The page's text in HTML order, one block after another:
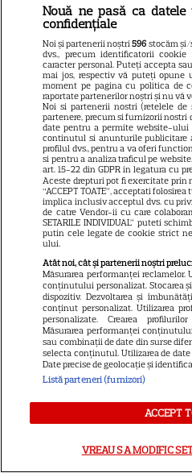
ARTICOLE
aibă
atât de
nu se
Cine
Cum
să
Nouă ne pasă ca datele
confidențiale
Noi și partenerii noștri596 stocăm
dvs., precum identificatorii
caracter personal. Puteți accepta
mai jos, respectiv vă puteți
moment pe pagina cu politica de
raportate partenerilor noștri și nu vă
Noi si partenerii nostri (retelele de
partenere, precum si furnizorii nostri
date pentru a permite website-ului
continutul si anunturile publicitare
profilul dvs., pentru a va oferi
si pentru a analiza traficul pe
art. 15-22 din GDPR in legatura cu
Aceste drepturi pot fi exercitate
“ACCEPT TOATE”, acceptati
implica inclusiv acceptul dvs. cu
de catre Vendor-ii cu care
SETARILE INDIVIDUAL” puteti
putin cele legate de cookie strict
ului.
Atât noi, cât și partenerii noștri
Măsurarea performanței
conținutului personalizat. Stocarea
dispozitiv. Dezvoltarea și
conținut personalizat. Utilizarea
personalizate. Crearea
Măsurarea performanței
sau combinații de date din surse
selecta conținutul. Utilizarea de
Date precise de geolocație și
Listă parteneri (furnizori)
ACCEPT
VREAU SA MODIFIC